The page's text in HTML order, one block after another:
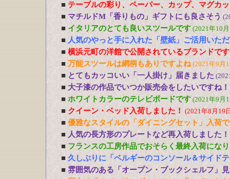
■ テーブルの彩り、ペーパー、カップ、マグカ
■ マチルドM「香りもの」ギフトにも良さそう
■ イタリアのとても良いスツールです (2021年10
■ 人気のやっと手に入れた「壁紙」ご活用いた
■ 横浜元町の洋館で公開されているブランドで
■ 万能スツールは網柄もありですよね(2021年9月
■ とてもカッコいい「一人掛け」届きました
■ 大子漆の作品でいつか販売会をしたいですね！
■ ホワイトカラーのテレビボードです (2021年9月
■ クイーン・ベッド入荷しました！ (2021年8月19
■ 優雅なスタイルの「ダイニングセット」入荷
■ 人気の長方形のプレートなど再入荷しました！
■ フランスの工房作品でおそらく最終入荷にな
■ 久しぶりに「ベルギーのコンソール＆サイド
■ 雰囲気のある「オープン・ブックシェルフ」